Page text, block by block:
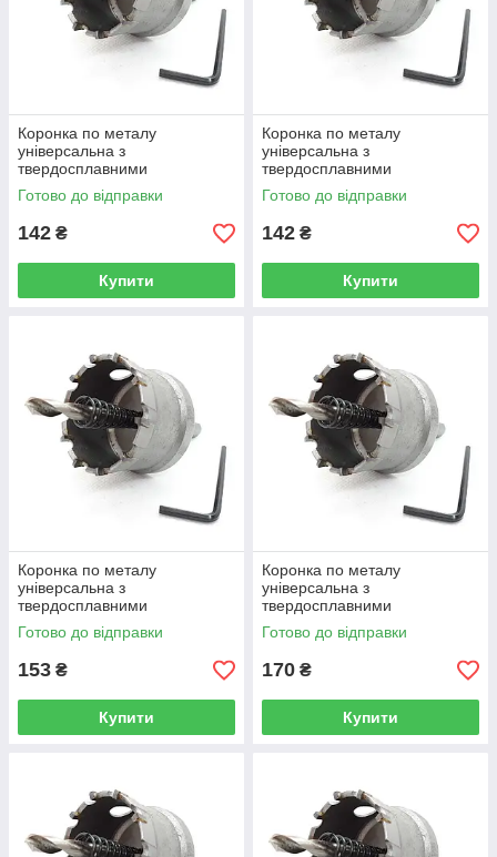
Коронка по металу
універсальна з
твердосплавними
напайками, Rapide 14 мм
(R0419)
Готово до відправки
142 ₴
Купити
Коронка по металу
універсальна з
твердосплавними
напайками, Rapide 16 мм
(R0420)
Готово до відправки
142 ₴
Купити
Коронка по металу
універсальна з
твердосплавними
напайками, Rapide 18 мм
(R0421)
Готово до відправки
153 ₴
Купити
Коронка по металу
універсальна з
твердосплавними
напайками, Rapide 20 мм
(RU-20)
Готово до відправки
170 ₴
Купити